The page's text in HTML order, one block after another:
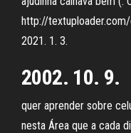
http://
2021. 1. 3.
2002. 10. 9.
quer aprender sobre
nesta Área que a cada